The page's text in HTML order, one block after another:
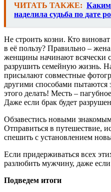
ЧИТАТЬ ТАКЖЕ: Каким
наделила судьба по дате
Не строить козни. Кто
в её пользу? Правильно –
женщины начинают всячески
разрушить семейную жизнь.
присылают совместные
другими способами пытаются
этого делать! Месть –
Даже если брак будет
Обзавестись новыми
Отправиться в путешествие,
спешить с установлением
Если придерживаться всех
разлюбить мужчину, даже
Подведем итоги